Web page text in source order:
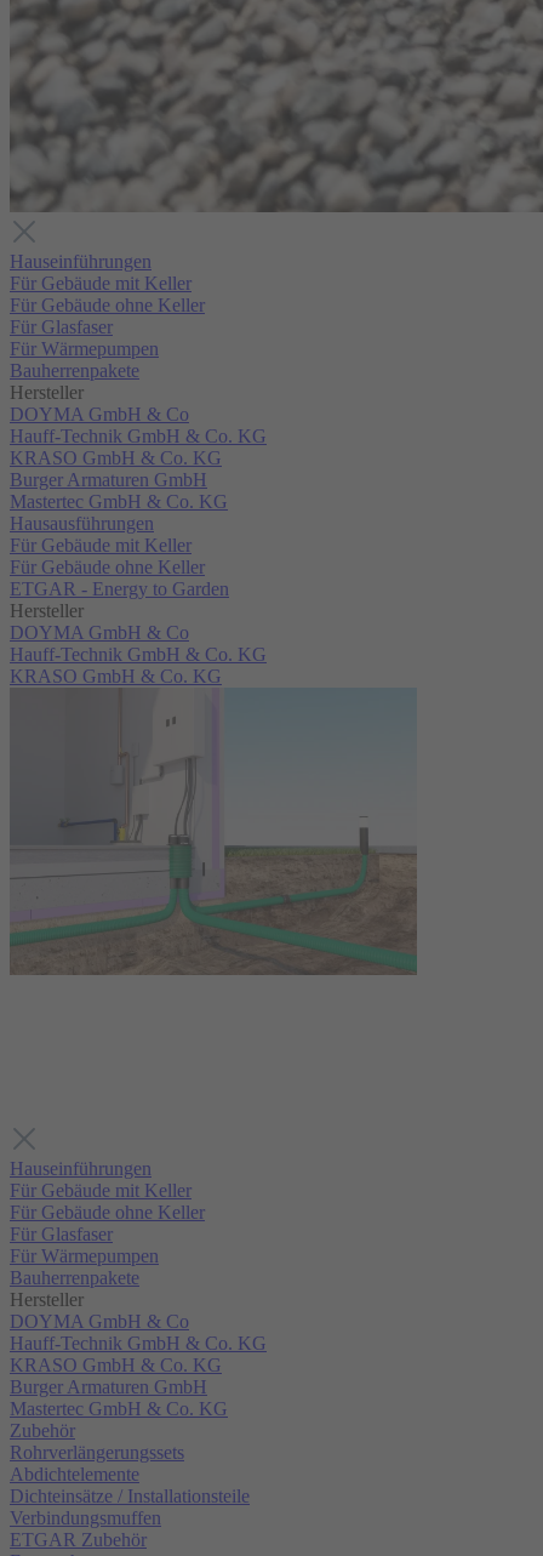
Hauseinführungen
Für Gebäude mit Keller
Für Gebäude ohne Keller
Für Glasfaser
Für Wärmepumpen
Bauherrenpakete
Hersteller
DOYMA GmbH & Co
Hauff-Technik GmbH & Co. KG
KRASO GmbH & Co. KG
Burger Armaturen GmbH
Mastertec GmbH & Co. KG
Hausausführungen
Für Gebäude mit Keller
Für Gebäude ohne Keller
ETGAR - Energy to Garden
Hersteller
DOYMA GmbH & Co
Hauff-Technik GmbH & Co. KG
KRASO GmbH & Co. KG
Hauseinführungen
Für Gebäude mit Keller
Für Gebäude ohne Keller
Für Glasfaser
Für Wärmepumpen
Bauherrenpakete
Hersteller
DOYMA GmbH & Co
Hauff-Technik GmbH & Co. KG
KRASO GmbH & Co. KG
Burger Armaturen GmbH
Mastertec GmbH & Co. KG
Zubehör
Rohrverlängerungssets
Abdichtelemente
Dichteinsätze / Installationsteile
Verbindungsmuffen
ETGAR Zubehör